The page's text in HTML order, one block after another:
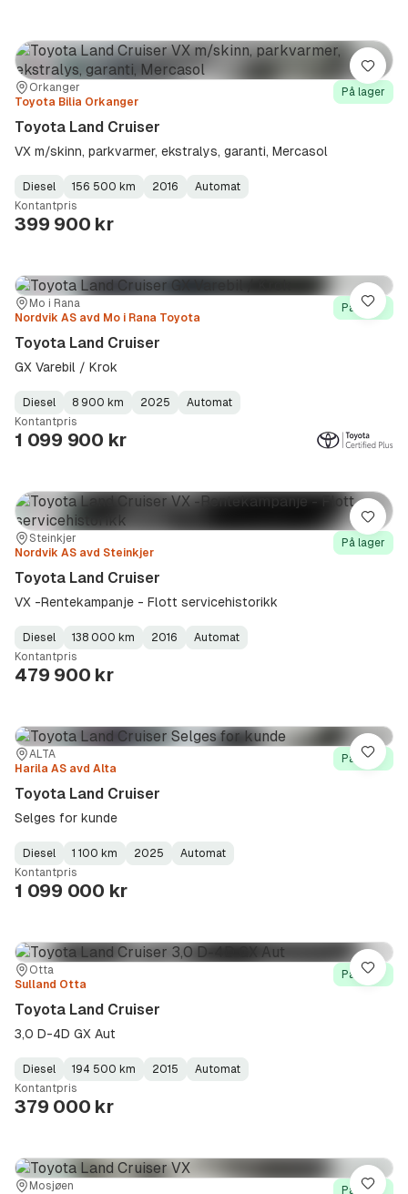
Sted:
Orkanger
Forhandler:
Toyota Bilia Orkanger
På lager
Toyota Land Cruiser
VX m/skinn, parkvarmer, ekstralys, garanti, Mercasol
Fuel
Type:
Diesel
Kilometerstand :
156 500 km
Model
Year:
2016
Gearbox
Type:
Automat
Kontantpris
399 900 kr
Lagre
Sted:Mo i Rana
Forhandler:
Nordvik AS avd Mo i Rana Toyota
På lager
Toyota Land Cruiser
GX Varebil / Krok
Fuel
Type:
Diesel
Kilometerstand:
8 900 km
Model
Year:
2025
Gearbox
Type:
Automat
Kontantpris
1 099 900 kr
Lagre
Sted:
Steinkjer
Forhandler:
Nordvik AS avd Steinkjer
På lager
Toyota Land Cruiser
VX -Rentekampanje - Flott servicehistorikk
Fuel
Type:
Diesel
Kilometerstand :
138 000 km
Model
Year:
2016
Gearbox
Type:
Automat
Kontantpris
479 900 kr
Lagre
Sted:
ALTA
Forhandler:
Harila AS avd Alta
På lager
Toyota Land Cruiser
Selges for kunde
Fuel
Type:
Diesel
Kilometerstand
1 100 km
Model
Year:
2025
Gearbox
Type:
Automat
Kontantpris
1 099 000 kr
Lagre
Sted:
Otta
Forhandler:
Sulland Otta
På lager
Toyota Land Cruiser
3,0 D-4D GX Aut
Fuel
Type:
Diesel
Kilometerstand :
194 500 km
Model
Year:
2015
Gearbox
Type:
Automat
Kontantpris
379 000 kr
Lagre
Sted:Mosjøen
Forhandler: På lager
Lagre